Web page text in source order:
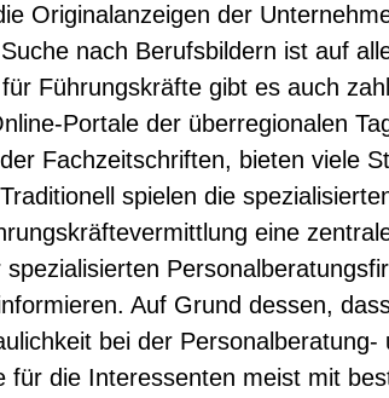
Originalanzeigen der
nach Berufsbildern ist auf
Führungskräfte gibt es auch
Portale der überregionalen
Fachzeitschriften, bieten viele
spielen die
eine
Auf Grund dessen,
bei der
für die Interessenten meist mit